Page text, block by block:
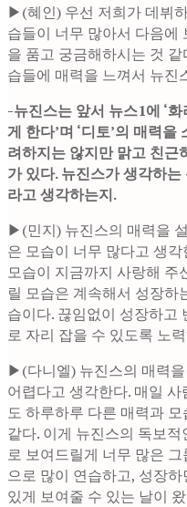
▶(혜인) 우선 저희가 데뷔
습들이 너무 많아서 다음에
을 품고 궁금해하시는 것
습들에 매력을 느껴서 뉴진
-뉴진스는 앞서 뉴스1에 ‘
게 한다’며 ‘디토’의 매력
려하지는 않지만 맑고 친근
가 있다. 뉴진스가 생각하
라고 생각하는지.
▶(민지) 뉴진스의 매력을
은 모습이 너무 많다고 생
모습이 지금까지 사랑해 주
릴 모습은 계속해서 성장하
습이다. 끊임없이 성장하고
로 자리 잡을 수 있도록 노
▶(다니엘) 뉴진스의 매력
어렵다고 생각한다. 매일
도 하루하루 다른 매력과
같다. 이게 뉴진스의 독보
로 보여드릴게 너무 많은
으로 많이 연습하고, 성장
있게 보여줄 수 있는 날이